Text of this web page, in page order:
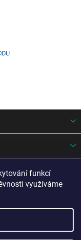
funkcí
využíváme